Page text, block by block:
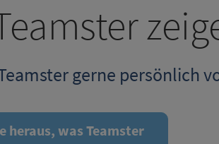
gerne persönlich
heraus, was Teamster